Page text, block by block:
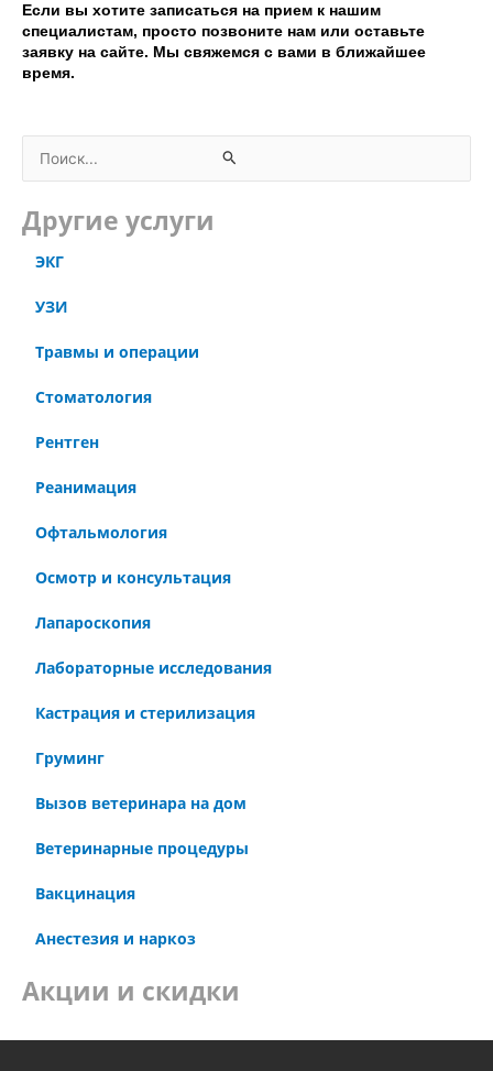
Если вы хотите записаться на прием к нашим
специалистам, просто позвоните нам или оставьте
заявку на сайте. Мы свяжемся с вами в ближайшее
время.
и
Другие услуги
ЭКГ
УЗИ
Травмы и операции
Стоматология
Рентген
Реанимация
Офтальмология
Осмотр и консультация
Лапароскопия
Лабораторные исследования
Кастрация и стерилизация
Груминг
Вызов ветеринара на дом
Ветеринарные процедуры
Вакцинация
Анестезия и наркоз
Акции и скидки